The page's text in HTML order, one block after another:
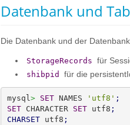
Datenbank und
Die Datenbank und der
StorageRecords für
shibpid für die
mysql> SET NAMES 'utf8' ;
SET CHARACTER SET utf8 ;
CHARSET utf8 ;